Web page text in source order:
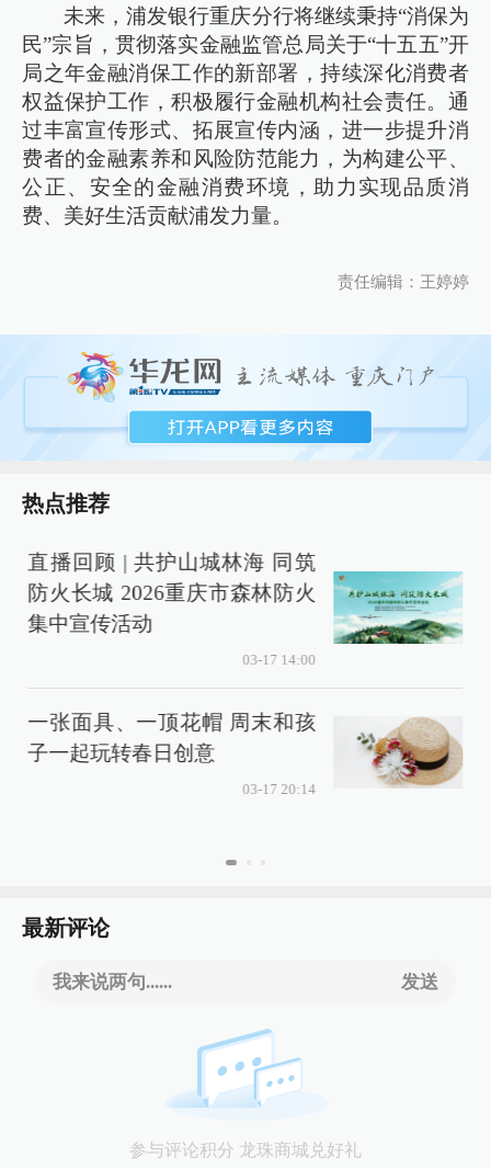
未来，浦发银行重庆分行将继续秉持“消保为
民”宗旨，贯彻落实金融监管总局关于“十五五”开
局之年金融消保工作的新部署，持续深化消费者
权益保护工作，积极履行金融机构社会责任。通
过丰富宣传形式、拓展宣传内涵，进一步提升消
费者的金融素养和风险防范能力，为构建公平、
公正、安全的金融消费环境，助力实现品质消
费、美好生活贡献浦发力量。
责任编辑：王婷婷
热点推荐
直播回顾 | 共护山城林海 同筑
防火长城 2026重庆市森林防火
集中宣传活动
03-17 14:00
一张面具、一顶花帽 周末和孩
子一起玩转春日创意
03-17 20:14
最新评论
我来说两句...... 发送
参与评论积分 龙珠商城兑好礼